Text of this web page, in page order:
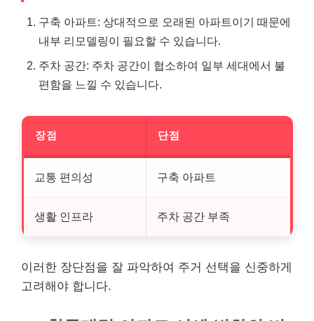
구축 아파트: 상대적으로 오래된 아파트이기 때문에
내부 리모델링이 필요할 수 있습니다.
주차 공간: 주차 공간이 협소하여 일부 세대에서 불
편함을 느낄 수 있습니다.
장점 단점
교통 편의성 구축 아파트
생활 인프라 주차 공간 부족
이러한 장단점을 잘 파악하여 주거 선택을 신중하게
고려해야 합니다.